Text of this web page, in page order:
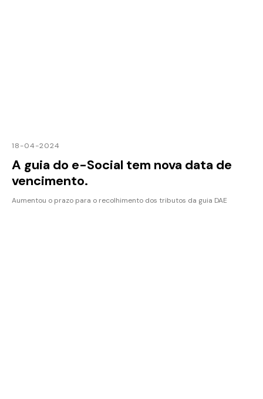
18-04-2024
A guia do e-Social tem nova data de
vencimento.
Aumentou o prazo para o recolhimento dos tributos da guia DAE